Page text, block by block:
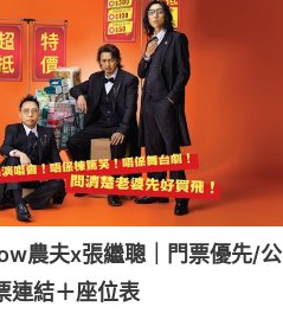
農夫x張繼聰｜門票優先/公
連結＋座位表